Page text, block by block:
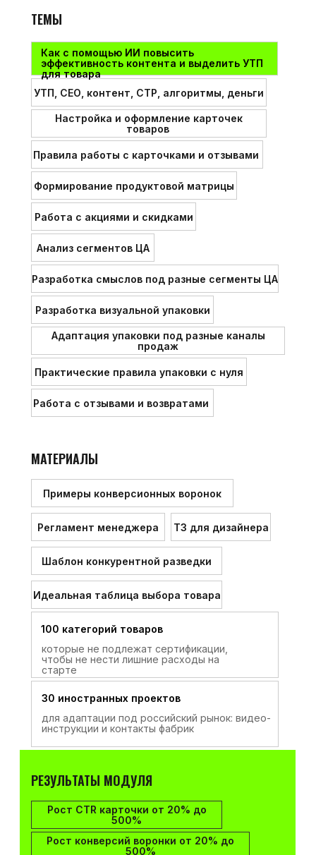
ТЕМЫ
Настройка и оформление карточек
товаров
Правила работы с карточками и отзывами
Формирование продуктовой матрицы
Работа с акциями и скидками
Анализ сегментов ЦА
Разработка визуальной упаковки
Адаптация упаковки под разные каналы
продаж
Практические правила упаковки с нуля
Работа с отзывами и возвратами
МАТЕРИАЛЫ
Примеры конверсионных воронок
Шаблон конкурентной разведки
Регламент менеджера ТЗ для дизайнера
Идеальная таблица выбора товара
для адаптации под российский рынок: видео-
инструкции и контакты фабрик
РЕЗУЛЬТАТЫ МОДУЛЯ
Разработка смыслов под разные сегменты ЦА
Рост CTR карточки от 20% до
500%
Рост конверсий воронки от 20% до
500%
УТП, СЕО, контент, СТР, алгоритмы, деньги
Как с помощью ИИ повысить
эффективность контента и выделить УТП
для товара
30 иностранных проектов
100 категорий товаров
которые не подлежат сертификации,
чтобы не нести лишние расходы на
старте